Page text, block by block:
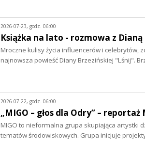
2026-07-23, godz. 06:00
Książka na lato - rozmowa z Dianą
Mroczne kulisy życia influencerów i celebrytów,
najnowsza powieść Diany Brzezińskiej "Lśnij".
2026-07-22, godz. 06:00
„MIGO – głos dla Odry” –
MIGO to nieformalna grupa skupiająca artystki
tematów środowiskowych. Grupa inicjuje